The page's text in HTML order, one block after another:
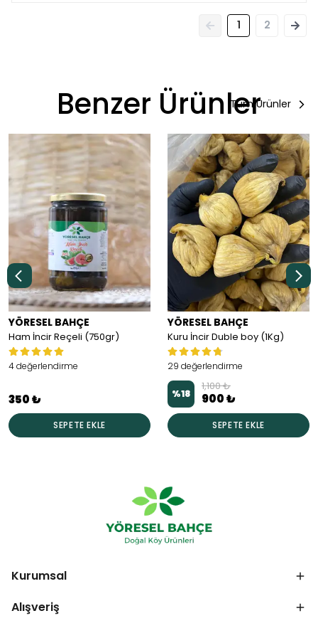
1 2
Benzer ÜrünlerTüm Ürünler
YÖRESEL BAHÇE
Ham İncir Reçeli (750gr)
4 değerlendirme
350 ₺
SEPETE EKLE
YÖRESEL BAHÇE
Kuru İncir Duble boy (1Kg)
29 değerlendirme
%18
1,100 ₺
900 ₺
SEPETE EKLE
Kurumsal
Alışveriş